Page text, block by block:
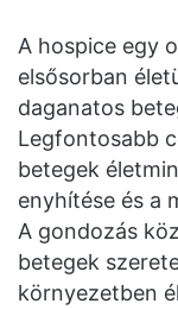
A hospice egy
elsősorban
daganatos
Legfontosabb
betegek
enyhítése és a
A gondozás
betegek
környezetben